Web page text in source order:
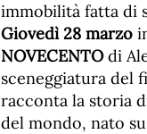
immobilità fatta di
Giovedì 28 marzo
NOVECENTOdi
sceneggiatura del
racconta la storia
del mondo, nato